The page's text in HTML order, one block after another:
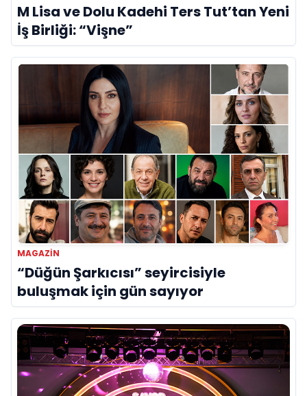
M Lisa ve Dolu Kadehi Ters Tut’tan Yeni
İş Birliği: “Vişne”
MAGAZİN
“Düğün Şarkıcısı” seyircisiyle
buluşmak için gün sayıyor